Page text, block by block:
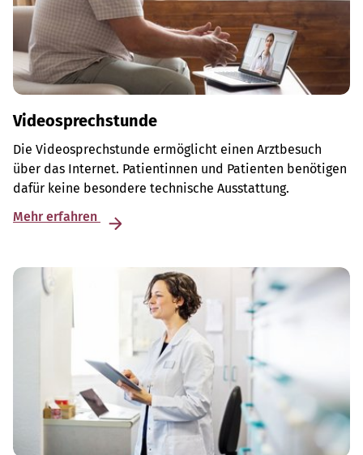
Videosprechstunde
Die Videosprechstunde ermöglicht einen Arztbesuch
über das Internet. Patientinnen und Patienten benötigen
dafür keine besondere technische Ausstattung.
Mehr erfahren